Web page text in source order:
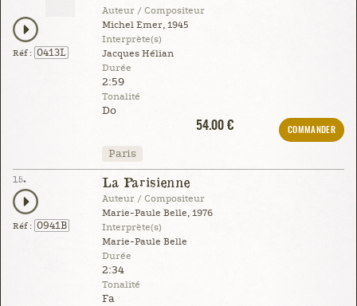
Réf : 0413L
Auteur / Compositeur
Michel Emer, 1945
Interprète(s)
Jacques Hélian
Durée
2:59
Tonalité
Do
54.00 €
COMMANDER
Paris
15.
Réf : 0941B
La Parisienne
Auteur / Compositeur
Marie-Paule Belle, 1976
Interprète(s)
Marie-Paule Belle
Durée
2:34
Tonalité
Fa